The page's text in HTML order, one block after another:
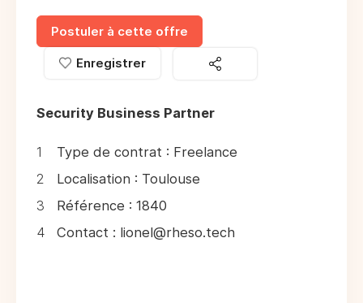
Postuler à cette offre
Enregistrer
Security Business Partner
Type de contrat : Freelance
Localisation : Toulouse
Référence : 1840
Contact : lionel@rheso.tech